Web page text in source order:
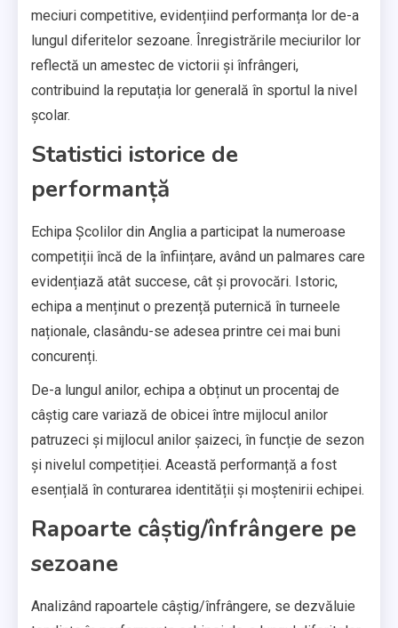
meciuri competitive, evidențiind performanța lor de-a
lungul diferitelor sezoane. Înregistrările meciurilor lor
reflectă un amestec de victorii și înfrângeri,
contribuind la reputația lor generală în sportul la nivel
școlar.
Statistici istorice de
performanță
Echipa Școlilor din Anglia a participat la numeroase
competiții încă de la înființare, având un palmares care
evidențiază atât succese, cât și provocări. Istoric,
echipa a menținut o prezență puternică în turneele
naționale, clasându-se adesea printre cei mai buni
concurenți.
De-a lungul anilor, echipa a obținut un procentaj de
câștig care variază de obicei între mijlocul anilor
patruzeci și mijlocul anilor șaizeci, în funcție de sezon
și nivelul competiției. Această performanță a fost
esențială în conturarea identității și moștenirii echipei.
Rapoarte câștig/înfrângere pe
sezoane
Analizând rapoartele câștig/înfrângere, se dezvăluie